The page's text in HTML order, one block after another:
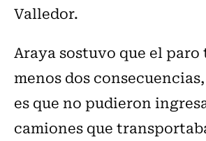
Valledor.
Araya sostuvo que el
menos dos
es que no pudieron
camiones que